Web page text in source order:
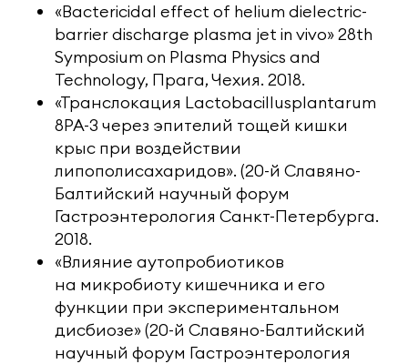
«Bactericidal effect of helium dielectric-
barrier discharge plasma jet in vivo» 28th
Symposium on Plasma Physics and
Technology, Прага, Чехия. 2018.
«Транслокация Lactobacillusplantarum
8PA-3 через эпителий тощей кишки
крыс при воздействии
липополисахаридов». (20-й Славяно-
Балтийский научный форум
Гастроэнтерология Санкт-Петербурга.
2018.
«Влияние аутопробиотиков
на микробиоту кишечника и его
функции при экспериментальном
дисбиозе» (20-й Славяно-Балтийский
научный форум Гастроэнтерология